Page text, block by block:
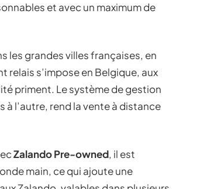
et avec un maximum de
les grandes villes françaises, en
relais s’impose en Belgique, aux
priment. Le système de gestion
l’autre, rend la vente à distance
Zalando Pre-owned, il est
main, ce qui ajoute une